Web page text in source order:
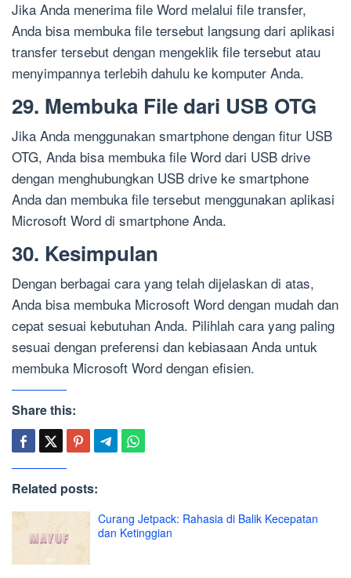
Jika Anda menerima file Word melalui file transfer,
Anda bisa membuka file tersebut langsung dari aplikasi
transfer tersebut dengan mengeklik file tersebut atau
menyimpannya terlebih dahulu ke komputer Anda.
29. Membuka File dari USB OTG
Jika Anda menggunakan smartphone dengan fitur USB
OTG, Anda bisa membuka file Word dari USB drive
dengan menghubungkan USB drive ke smartphone
Anda dan membuka file tersebut menggunakan aplikasi
Microsoft Word di smartphone Anda.
30. Kesimpulan
Dengan berbagai cara yang telah dijelaskan di atas,
Anda bisa membuka Microsoft Word dengan mudah dan
cepat sesuai kebutuhan Anda. Pilihlah cara yang paling
sesuai dengan preferensi dan kebiasaan Anda untuk
membuka Microsoft Word dengan efisien.
Share this:
Related posts:
Curang Jetpack: Rahasia di Balik Kecepatan
dan Ketinggian